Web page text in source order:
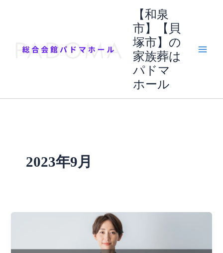
【和泉
市】【貝
塚市】の
家族葬は
パドマ
ホール
2023年9月